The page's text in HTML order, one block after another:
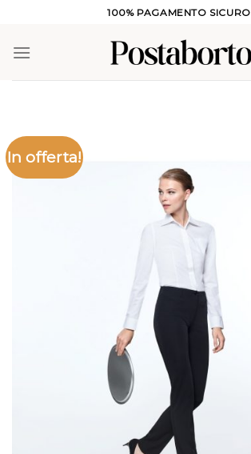
contenuti
100% PAGAMENTO SICURO
In offerta!